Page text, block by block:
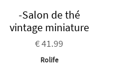
-Salon de thé
vintage miniature
€ 41.99
Rolife